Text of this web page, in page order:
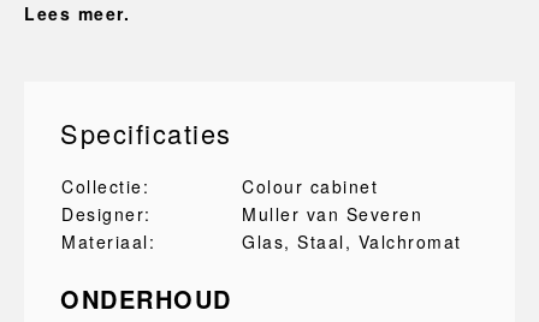
Lees meer.
Specificaties
Collectie:
Colour cabinet
Designer:
Muller van Severen
Materiaal:
Glas, Staal, Valchromat
ONDERHOUD